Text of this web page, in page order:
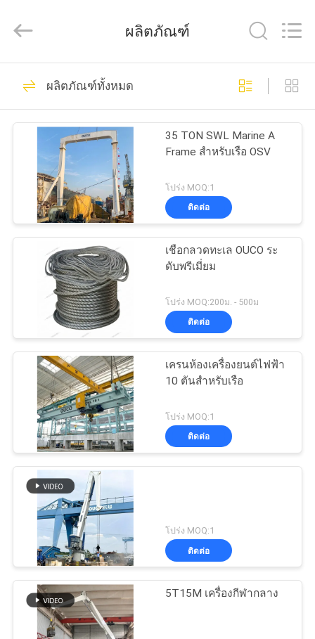
บ้าน
สินค้า
วิดีโอ
รายการ
กับ
โรงงาน
ควบคุม
คุณภาพ
INTERNATIONAL
GROUP
All
Reserved.
เครนคว้าถัง
38
ถังคว้าเครื่องจักรกล
49
หอยคว้าถัง
ถังคว้าไฮดรอลิก
ผลิตภัณฑ์
ผลิตภัณฑ์ทั้งหมด
35 TON SWL Marine A
Frame สําหรับเรือ OSV
โปร่ง MOQ:1
ติดต่อ
เชือกลวดทะเล OUCO ระ
ดับพรีเมี่ยม
โปร่ง MOQ:200ม. - 500ม
ติดต่อ
เครนห้องเครื่องยนต์ไฟฟ้า
10 ตันสำหรับเรือ
โปร่ง MOQ:1
ติดต่อ
โปร่ง MOQ:1
ติดต่อ
5T15M เครื่องกีฬากลาง